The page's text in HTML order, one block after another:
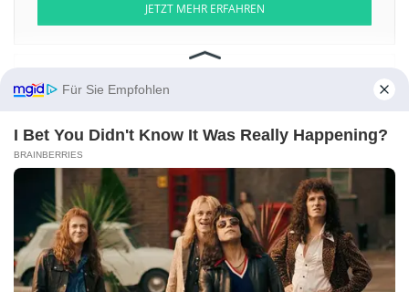
JETZT MEHR ERFAHREN
S&P 500
Weitere Aktien:
Kostromskaya sbytovaya kompaniya PAO Pref.Shs
Moscow City
Telephone Network
Mosenergosbyt PAO Khimprom JSC Lenzoloto
PJSC
Kontakt-Impressum-Werbung- Barrierefreiheit
Sitemap-Datenschutz -Disclaimer-AGB-Privatsphäre-Einstellungen
Für Sie Empfohlen
I Bet You Didn't Know It Was Really Happening?
BRAINBERRIES